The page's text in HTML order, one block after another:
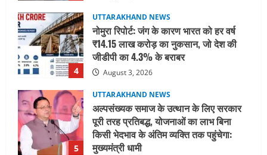
UTTARAKHAND NEWS
अल्पसंख्यक समाज के उत्थान के लिए सरकार
पूरी तरह प्रतिबद्ध, योजनाओं का लाभ बिना
किसी भेदभाव के अंतिम व्यक्ति तक पहुंचेगा:
August 2, 2026
UTTARAKHAND NEWS
मिस उत्तराखंड 2026 के सब-कॉन्टेस्ट ‘मिस
ब्यूटीफुल आइज़’ एवं ‘मिस ब्यूटीफुल हेयर’ का
आयोजन